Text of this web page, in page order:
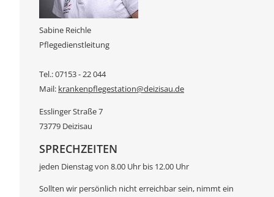
Sabine Reichle
Pflegedienstleitung
Tel.: 07153 - 22 044
Mail: krankenpflegestation@deizisau.de
Esslinger Straße 7
73779 Deizisau
SPRECHZEITEN
jeden Dienstag von 8.00 Uhr bis 12.00 Uhr
Sollten wir persönlich nicht erreichbar sein, nimmt ein